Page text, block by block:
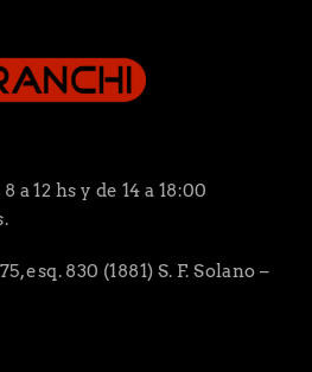
a 12 hs y de 14 a 18:00
esq. 830 (1881) S. F. Solano –